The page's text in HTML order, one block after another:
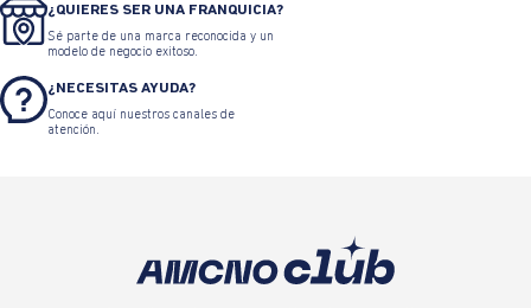
¿QUIERES SER UNA FRANQUICIA?
Sé parte de una marca reconocida y un
modelo de negocio exitoso.
¿NECESITAS AYUDA?
Conoce aquí nuestros canales de
atención.